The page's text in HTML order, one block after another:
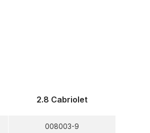
2.8 Cabriolet
008003-9